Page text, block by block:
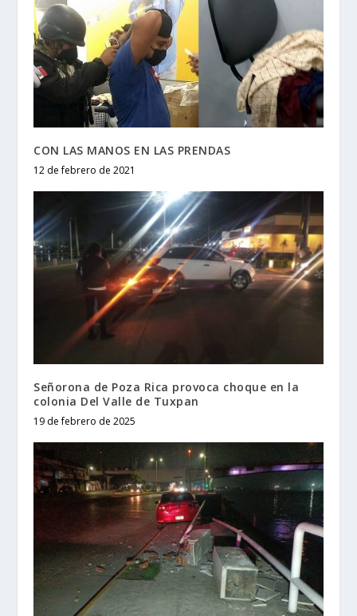
CON LAS MANOS EN LAS PRENDAS
12 de febrero de 2021
Señorona de Poza Rica provoca choque en la
colonia Del Valle de Tuxpan
19 de febrero de 2025